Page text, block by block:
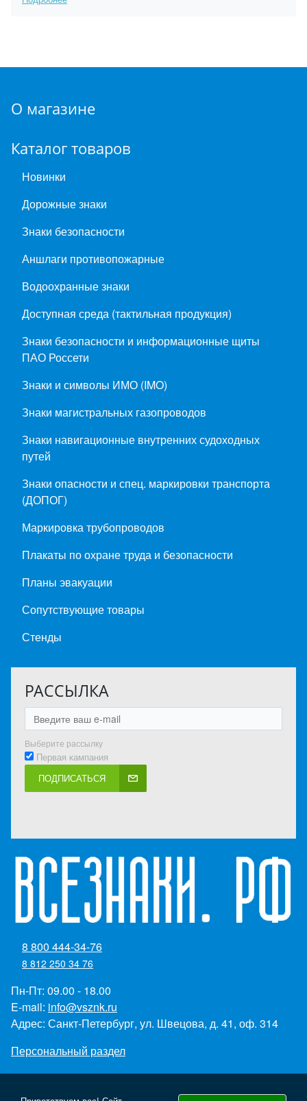
О магазине
Каталог товаров
Новинки
Дорожные знаки
Знаки безопасности
Аншлаги противопожарные
Водоохранные знаки
Доступная среда (тактильная продукция)
Знаки безопасности и информационные щиты
ПАО Россети
Знаки и символы ИМО (IMO)
Знаки магистральных газопроводов
Знаки навигационные внутренних судоходных
путей
Знаки опасности и спец. маркировки транспорта
(ДОПОГ)
Маркировка трубопроводов
Плакаты по охране труда и безопасности
Планы эвакуации
Сопутствующие товары
Стенды
РАССЫЛКА
Выберите рассылку
Первая кампания
ПОДПИСАТЬСЯ
8 800 444-34-76
8 812 250 34 76
Пн-Пт: 09.00 - 18.00
E-mail: info@vsznk.ru
Адрес: Санкт-Петербург, ул. Швецова, д. 41, оф. 314
Персональный раздел